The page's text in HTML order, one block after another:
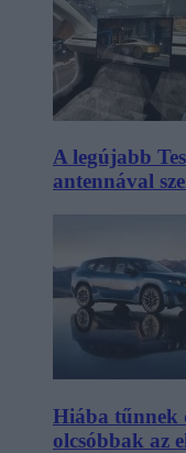
A legújabb
antennával
Hiába tűnnek
olcsóbbak az